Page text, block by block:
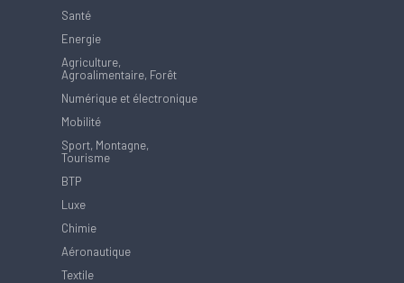
Santé
Energie
Agriculture,
Agroalimentaire, Forêt
Numérique et électronique
Mobilité
Sport, Montagne,
Tourisme
BTP
Luxe
Chimie
Aéronautique
Textile